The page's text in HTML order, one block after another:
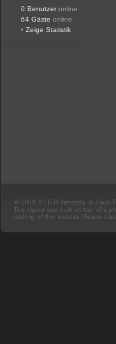
0 Benutzer online
64 Gäste online
• Zeige Statistik